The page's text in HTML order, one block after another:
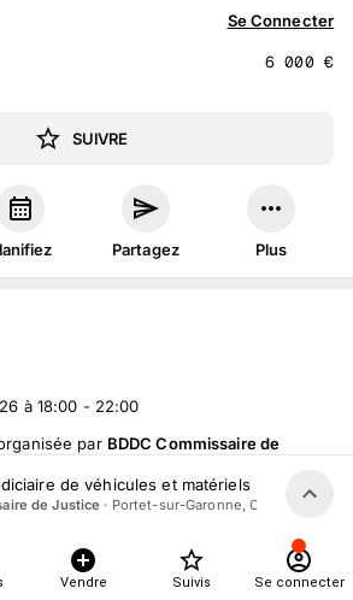
Se Connecter
6 000 €
SUIVRE
Partagez Plus
à 18:00 - 22:00
par BDDC Commissaire de
Gaston Evrard, 31120 Portet-sur-Garonne,
participer
de véhicules et matériels par BDDC
de Justice · Portet-sur-Garonne, Occitanie
Vendre Suivis Se connecter